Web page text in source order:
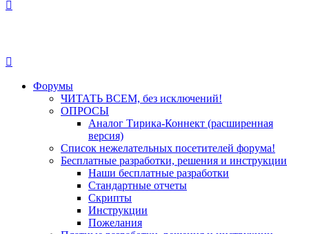
Форумы
ЧИТАТЬ ВСЕМ, без исключений!
ОПРОСЫ
Аналог Тирика-Коннект (расширенная
версия)
Список нежелательных посетителей форума!
Бесплатные разработки, решения и инструкции
Наши бесплатные разработки
Стандартные отчеты
Скрипты
Инструкции
Пожелания